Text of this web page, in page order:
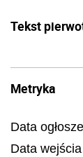
Tekst
Metryka
Data
Data